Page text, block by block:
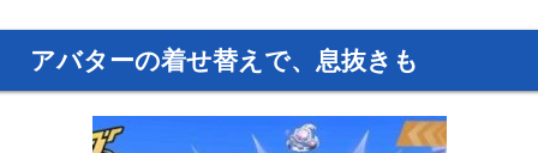
アバターの着せ替えで、息抜きも